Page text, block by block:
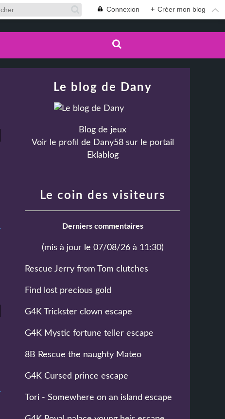
Connexion + Créer mon blog
Le blog de Dany
Blog de jeux
Voir le profil de Dany58sur le portail
Eklablog
Le coin des visiteurs
Derniers commentaires
(mis à jour le 07/08/26 à 11:30)
Rescue Jerry from Tom clutches
Find lost precious gold
G4K Trickster clown escape
G4K Mystic fortune teller escape
8B Rescue the naughty Mateo
G4K Cursed prince escape
Tori - Somewhere on an island escape